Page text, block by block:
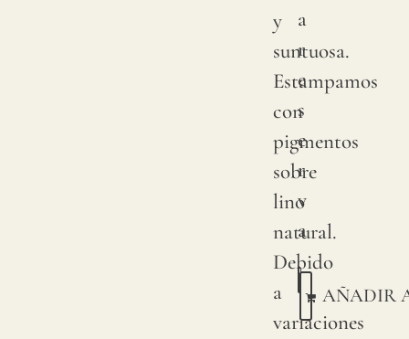
y
suntuosa.
Estampamos
con
pigmentos
sobre
lino
natural.
Debido
a
variaciones
a
r
e
s
e
r
v
a
AÑADIR